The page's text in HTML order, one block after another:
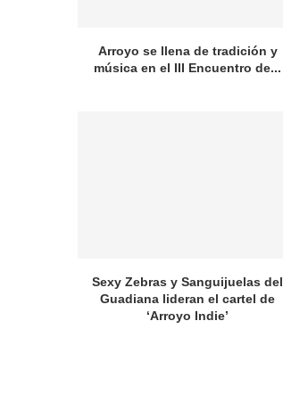
Arroyo se llena de tradición y
música en el III Encuentro de...
Sexy Zebras y Sanguijuelas del
Guadiana lideran el cartel de
‘Arroyo Indie’